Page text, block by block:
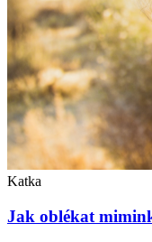
Katka
Jak oblékat